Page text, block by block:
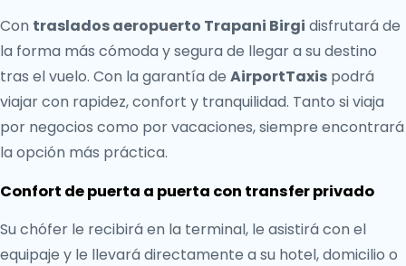
Con traslados aeropuerto Trapani Birgi disfrutará de
la forma más cómoda y segura de llegar a su destino
tras el vuelo. Con la garantía de AirportTaxis podrá
viajar con rapidez, confort y tranquilidad. Tanto si viaja
por negocios como por vacaciones, siempre encontrará
la opción más práctica.
Confort de puerta a puerta con transfer privado
Su chófer le recibirá en la terminal, le asistirá con el
equipaje y le llevará directamente a su hotel, domicilio o